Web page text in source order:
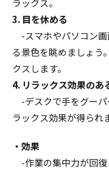
ラックス。
3. 目を休める
-スマホやパソコン画
る景色を眺めましょう
クスします。
4. リラックス効果のあ
-デスクで手をグーパ
ラックス効果が得られ
・効果
-作業の集中力が回復